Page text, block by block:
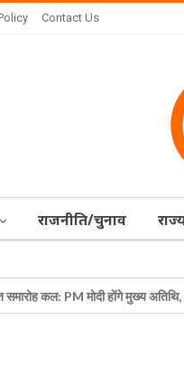
Contact Us
राजनीति/चुनाव
समारोह कल: PM मोदी होंगे मुख्य